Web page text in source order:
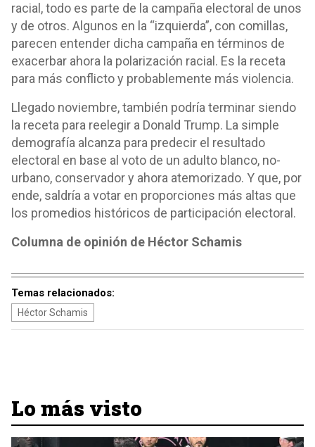
racial, todo es parte de la campaña electoral de unos
y de otros. Algunos en la “izquierda”, con comillas,
parecen entender dicha campaña en términos de
exacerbar ahora la polarización racial. Es la receta
para más conflicto y probablemente más violencia.
Llegado noviembre, también podría terminar siendo
la receta para reelegir a Donald Trump. La simple
demografía alcanza para predecir el resultado
electoral en base al voto de un adulto blanco, no-
urbano, conservador y ahora atemorizado. Y que, por
ende, saldría a votar en proporciones más altas que
los promedios históricos de participación electoral.
Columna de opinión de Héctor Schamis
Temas relacionados:
Héctor Schamis
Lo más visto